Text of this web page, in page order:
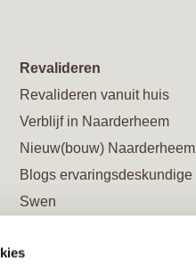
Revalideren
Revalideren vanuit huis
Verblijf in Naarderheem
Nieuw(bouw) Naarderheem
Blogs ervaringsdeskundige
Swen
Verblijf in Flevoburen